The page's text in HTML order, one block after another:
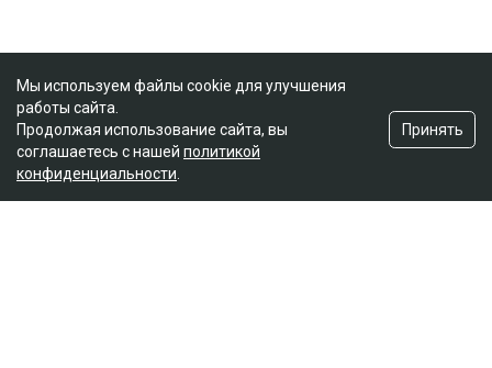
Мы используем файлы cookie для улучшения
работы сайта.
Продолжая использование сайта, вы
соглашаетесь с нашей политикой
конфиденциальности
Принять